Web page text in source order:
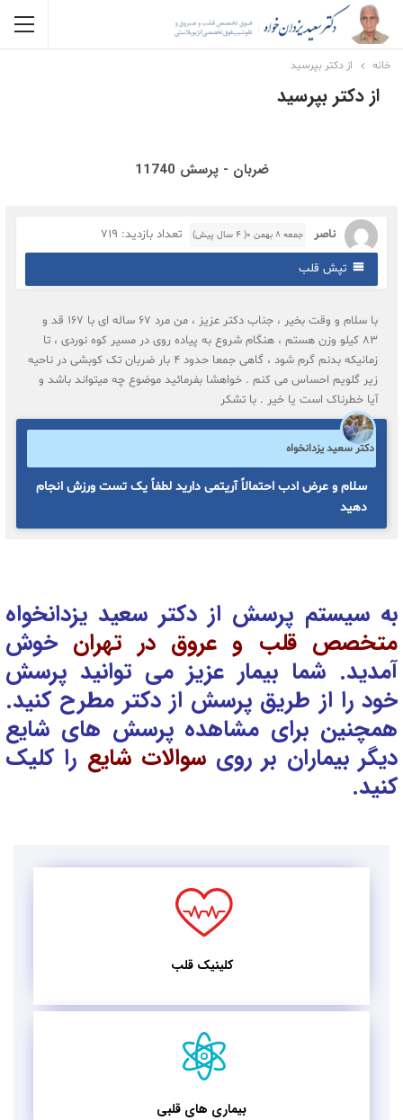
خانه از دکتر بپرسید
از دکتر بپرسید
ضربان - پرسش 11740
ناصر جمعه ۸ بهمن ۰( 4 سال پیش) تعداد بازدید: 719
تپش قلب
با سلام و وقت بخیر ، جناب دکتر عزیز ، من مرد 67 ساله ای با 167 قد و
83 کیلو وزن هستم ، هنگام شروع به پیاده روی در مسیر کوه نوردی ، تا
زمانیکه بدنم گرم شود ، گاهی جمعا حدود 4 بار ضربان تک کوبشی در ناحیه
زیر گلویم احساس می کنم . خواهشا بفرمائید موضوع چه میتواند باشد و
آیا خطرناک است یا خیر . با تشکر
دکتر سعید یزدانخواه
سلام و عرض ادب احتمالاً آریتمی دارید لطفاً یک تست ورزش انجام
دهید
به سیستم پرسش از دکتر سعید یزدانخواه
متخصص قلب و عروق در تهران خوش
آمدید. شما بیمار عزیز می توانید پرسش
خود را از طریق پرسش از دکتر مطرح کنید.
همچنین برای مشاهده پرسش های شایع
دیگر بیماران بر روی سوالات شایع را کلیک
کنید.
کلینیک قلب
بیماری های قلبی